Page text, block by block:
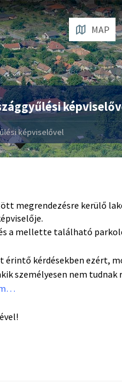
MAP
képviselővel
megrendezésre kerülő
a mellette található
kérdésekben ezért,
személyesen nem tudnak